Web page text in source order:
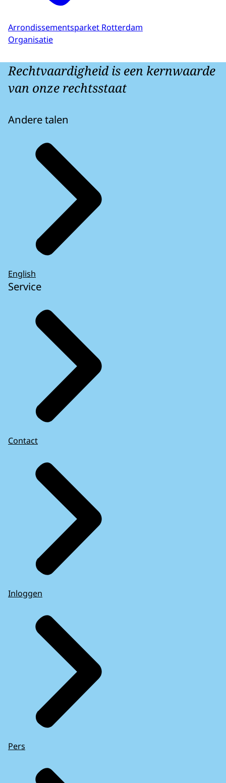
Arrondissementsparket Rotterdam
Organisatie
Rechtvaardigheid is een kernwaarde
van onze rechtsstaat
Andere talen
English
Service
Contact
Inloggen
Pers